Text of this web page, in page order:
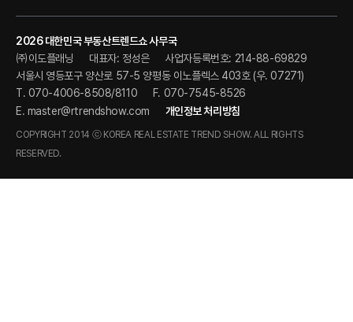
2026 대한민국 부동산트렌드쇼 사무국
㈜이도플래닝
대표자: 정성은
사업자등록번호: 214-88-69829
서울시 영등포구 양산로 57-5 양평동 이노플렉스 403호 (우. 07271)
T. 070-4006-8508/8110
F. 070-7545-8526
E. master@rtrendshow.com 개인정보 처리방침
COPYRIGHT 2014 ⓒ KOREA REAL ESTATE TREND SHOW. ALL RIGHTS
RESERVED.